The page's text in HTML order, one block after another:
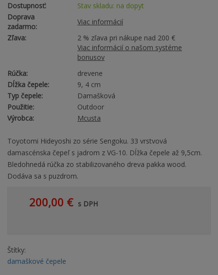
Dostupnosť:
Stav skladu: na dopyt
Doprava
zadarmo:
Viac informácií
Zľava:
2 % zľava pri nákupe nad 200 €
Viac informácií o našom systéme
bonusov
Rúčka:
drevene
Dĺžka čepele:
9, 4 cm
Typ čepele:
Damašková
Použitie:
Outdoor
Výrobca:
Mcusta
Toyotomi Hideyoshi zo série Sengoku. 33 vrstvová
damascénska čepeľ s jadrom z VG-10. Dĺžka čepele až 9,5cm.
Bledohnedá rúčka zo stabilizovaného dreva pakka wood.
Dodáva sa s puzdrom.
200,00 € s DPH
Štítky:
damaškové čepele